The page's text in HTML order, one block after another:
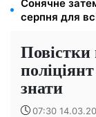
Сонячне
серпня для
Повістки
знати
07:30